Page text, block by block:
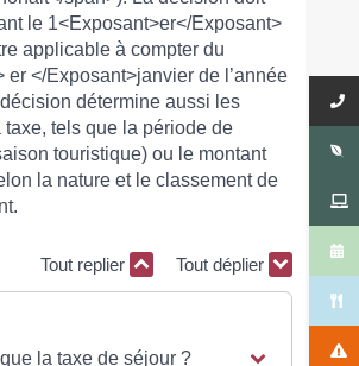
le 1<Exposant>er</Exposant>
applicable à compter du
er </Exposant>janvier de l’année
détermine aussi les
taxe, tels que la période de
touristique) ou le montant
la nature et le classement de
Tout replier Tout déplier
la taxe de séjour ?